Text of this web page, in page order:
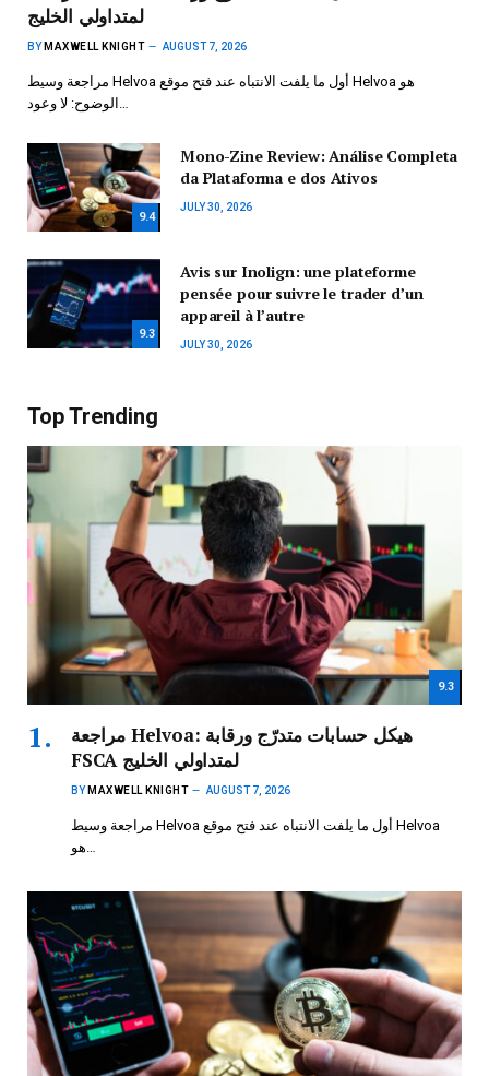
لمتداولي الخليج
BY MAXWELL KNIGHT AUGUST 7, 2026
مراجعة وسيط Helvoa أول ما يلفت الانتباه عند فتح موقع Helvoa هو
الوضوح: لا وعود…
9.4
Mono-Zine Review: Análise Completa
da Plataforma e dos Ativos
JULY 30, 2026
9.3
Avis sur Inolign: une plateforme
pensée pour suivre le trader d’un
appareil à l’autre
JULY 30, 2026
Top Trending
9.3
مراجعة Helvoa: هيكل حسابات متدرّج ورقابة
FSCA لمتداولي الخليج
BY MAXWELL KNIGHT AUGUST 7, 2026
مراجعة وسيط Helvoa أول ما يلفت الانتباه عند فتح موقع Helvoa
هو…